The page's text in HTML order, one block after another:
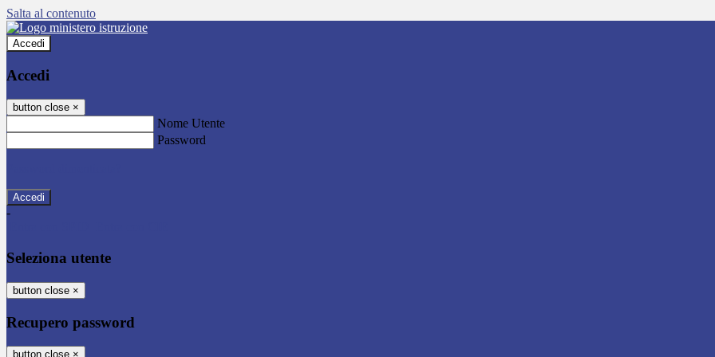
Salta al contenuto
Accedi
Accedi
button close ×
Nome Utente
Password
-
Seleziona utente
button close ×
Recupero password
button close ×